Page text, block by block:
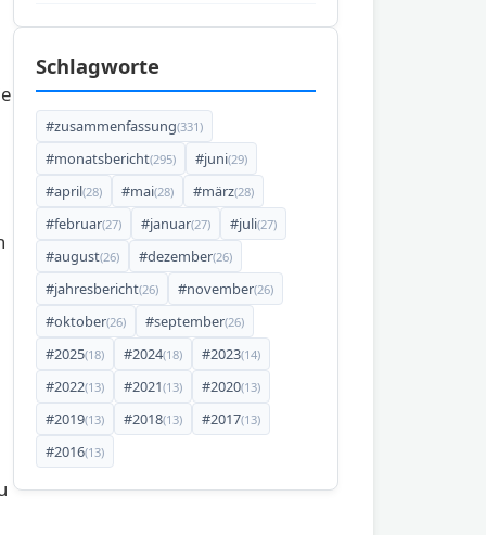
Schlagworte
#zusammenfassung(331)
#monatsbericht(295) #juni(29)
#april(28) #mai(28) #märz(28)
#februar(27) #januar(27) #juli(27)
#august(26) #dezember(26)
#jahresbericht(26) #november(26)
#oktober(26) #september(26)
#2025(18) #2024(18) #2023(14)
#2022(13) #2021(13) #2020(13)
#2019(13) #2018(13) #2017(13)
#2016(13)